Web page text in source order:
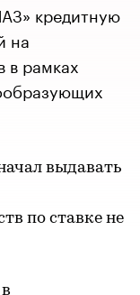
кредитную
на
в рамках
выдавать
по ставке не